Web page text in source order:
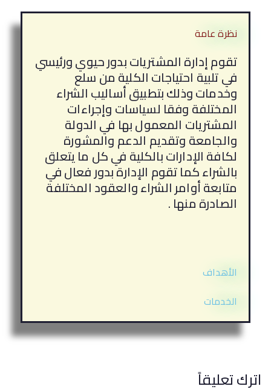
نظرة عامة
تقوم إدارة المشتريات بدور حيوي ورئيسي
في تلبية احتياجات الكلية من سلع
وخدمات وذلك بتطبيق أساليب الشراء
المختلفة وفقا لسياسات وإجراءات
المشتريات المعمول بها في الدولة
والجامعة وتقديم الدعم والمشورة
لكافة الإدارات بالكلية في كل ما يتعلق
بالشراء كما تقوم الإدارة بدور فعال في
متابعة أوامر الشراء والعقود المختلفة
الصادرة منها .
الأهداف
الخدمات
اترك تعليقاً